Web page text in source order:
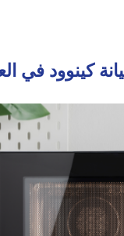
كينوود في